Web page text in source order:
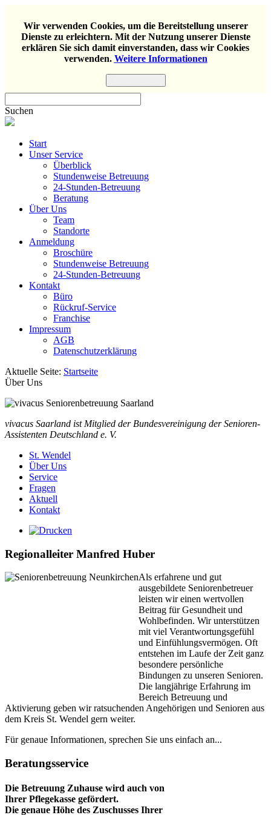
Wir verwenden Cookies, um die Bereitstellung unserer
Dienste zu erleichtern. Mit der Nutzung unserer Dienste
erklären Sie sich damit einverstanden, dass wir Cookies
verwenden. Weitere Informationen
Suchen
Start
Unser Service
Überblick
Stundenweise Betreuung
24-Stunden-Betreuung
Beratung
Über Uns
Team
Standorte
Anmeldung
Broschüre
Stundenweise Betreuung
24-Stunden-Betreuung
Kontakt
Büro
Rückruf-Service
Franchise
Impressum
AGB
Datenschutzerklärung
Aktuelle Seite: Startseite
Über Uns
vivacus Saarland ist Mitglied der Bundesvereinigung der Senioren-
Assistenten Deutschland e. V.
St. Wendel
Über Uns
Service
Fragen
Aktuell
Kontakt
Regionalleiter Manfred Huber
Als erfahrene und gut
ausgebildete Seniorenbetreuer
leisten wir einen wertvollen
Beitrag für Gesundheit und
Wohlbefinden. Wir unterstützen
mit viel Verantwortungsgefühl
und Einfühlungsvermögen. Oft
entstehen im Laufe der Zeit ganz
besondere persönliche
Bindungen zu unseren Senioren.
Die langjährige Erfahrung im
Bereich Betreuung und
Aktivierung geben wir ratsuchenden Angehörigen und Senioren aus
dem Kreis St. Wendel gern weiter.
Für genaue Informationen, sprechen Sie uns einfach an...
Beratungsservice
Die Betreuung Zuhause wird auch von
Ihrer Pflegekasse gefördert.
Die genaue Höhe des Zuschusses Ihrer